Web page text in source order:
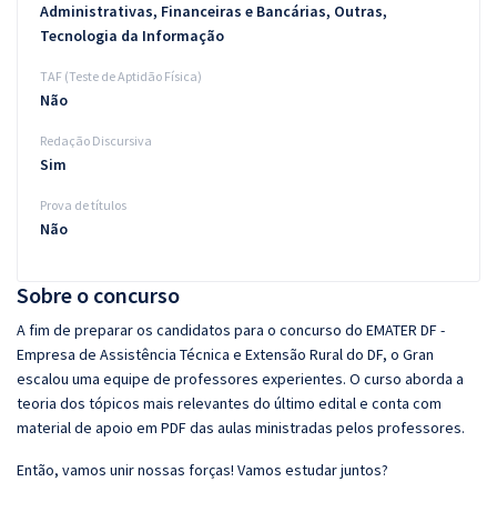
Sobre o concurso
A fim de preparar os candidatos para o concurso do EMATER DF -
Empresa de Assistência Técnica e Extensão Rural do DF, o Gran
escalou uma equipe de professores experientes. O curso aborda a
teoria dos tópicos mais relevantes do último edital e conta com
material de apoio em PDF das aulas ministradas pelos professores.
Então, vamos unir nossas forças! Vamos estudar juntos?
Administrativas, Financeiras e Bancárias, Outras,
Tecnologia da Informação
TAF (Teste de Aptidão Física)
Não
Redação Discursiva
Sim
Prova de títulos
Não